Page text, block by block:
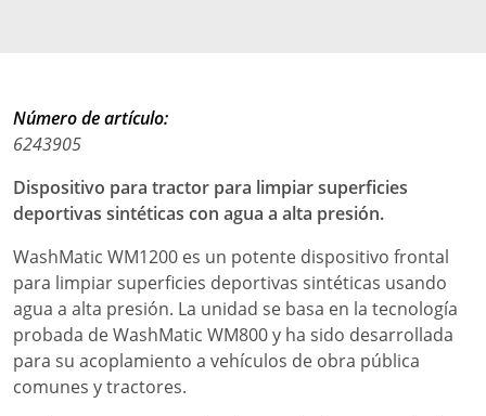
Número de artículo:
6243905
Dispositivo para tractor para limpiar superficies
deportivas sintéticas con agua a alta presión.
WashMatic WM1200 es un potente dispositivo frontal
para limpiar superficies deportivas sintéticas usando
agua a alta presión. La unidad se basa en la tecnología
probada de WashMatic WM800 y ha sido desarrollada
para su acoplamiento a vehículos de obra pública
comunes y tractores.